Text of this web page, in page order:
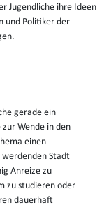
Jugendliche ihre Ideen
und Politiker der
gerade ein
Wende in den
einen
Stadt
Anreize zu
zu studieren oder
dauerhaft